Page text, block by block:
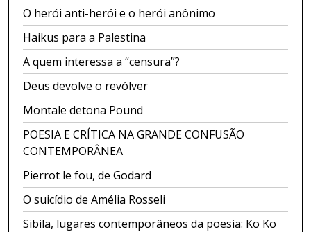
O herói anti-herói e o herói anônimo
Haikus para a Palestina
A quem interessa a “censura”?
Deus devolve o revólver
Montale detona Pound
POESIA E CRÍTICA NA GRANDE CONFUSÃO
CONTEMPORÂNEA
Pierrot le fou, de Godard
O suicídio de Amélia Rosseli
Sibila, lugares contemporâneos da poesia: Ko Ko